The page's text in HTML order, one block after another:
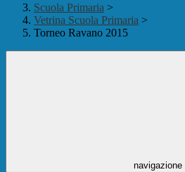
Scuola Primaria >
Vetrina Scuola Primaria >
Torneo Ravano 2015
navigazione